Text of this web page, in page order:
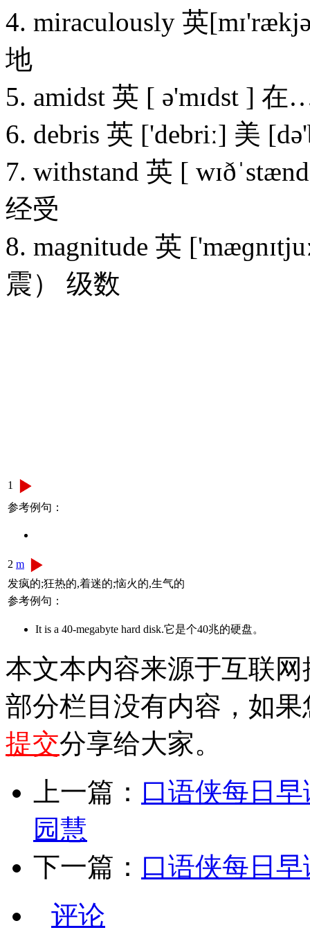
4. miraculously 英
地
5. amidst 英 [ ə'mɪdst ]
6. debris 英 ['debriː] 美
7. withstand 英 [
经受
8. magnitude 英
震） 级数
1
参考例句：
2 m
发疯的;狂热的,着迷的;恼火的,生气的
参考例句：
It is a 40-megabyte hard disk.它是个40兆的硬盘。
本文本内容来源于互联
部分栏目没有内容，如
提交分享给大家。
上一篇： 口语侠每日
园慧
下一篇： 口语侠每日
评论